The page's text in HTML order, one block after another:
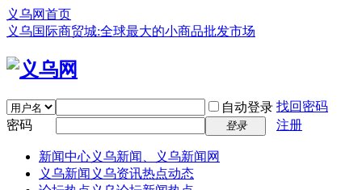
义乌网首页
义乌国际商贸城:全球最大的小商品批发市场
自动登录 找回密码
密码
登录 注册
新闻中心义乌新闻、义乌新闻网
义乌新闻 义乌资讯热点动态